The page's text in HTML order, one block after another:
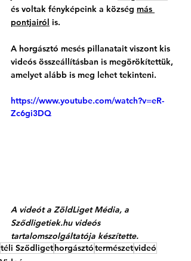
és voltak fényképeink a község más
pontjairól is.
A horgásztó mesés pillanatait viszont kis
videós összeállításban is megörökítettük,
amelyet alább is meg lehet tekinteni.
https://www.youtube.com/watch?v=eR-
Zc6gi3DQ
A videót a ZöldLiget Média, a
Sződligetiek.hu videós
tartalomszolgáltatója készítette.
téli Sződligethorgásztótermészetvideó